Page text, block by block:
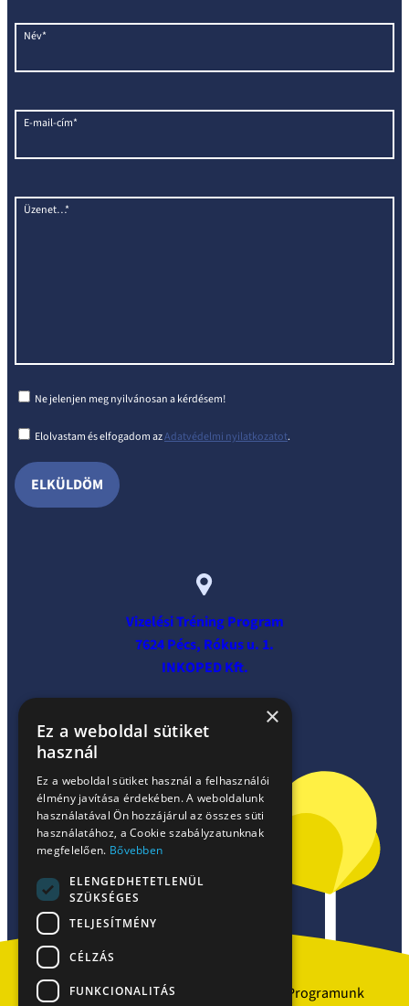
Név*
E-mail-cím*
Üzenet…*
Ne jelenjen meg nyilvánosan a kérdésem!
Elolvastam és elfogadom azAdatvédelmi nyilatkozatot.
Vizelési Tréning Program
7624 Pécs, Rókus u. 1.
INKOPED Kft.
Szakrendelések Programunk
×
Ez a weboldal sütiket
használ
Ez a weboldal sütiket használ a felhasználói
élmény javítása érdekében. A weboldalunk
használatával Ön hozzájárul az összes süti
használatához, a Cookie szabályzatunknak
megfelelően. Bővebben
ELENGEDHETETLENÜL
SZÜKSÉGES
TELJESÍTMÉNY
CÉLZÁS
FUNKCIONALITÁS